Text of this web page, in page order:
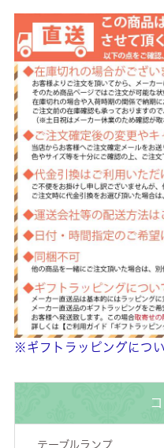
※ギフトラッピングにつ
テーブルランプ